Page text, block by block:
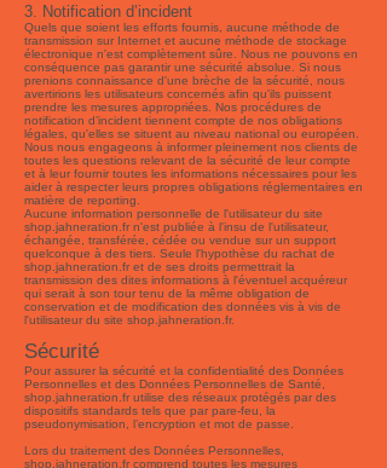
3. Notification d’incident
Quels que soient les efforts fournis, aucune méthode de
transmission sur Internet et aucune méthode de stockage
électronique n'est complètement sûre. Nous ne pouvons en
conséquence pas garantir une sécurité absolue. Si nous
prenions connaissance d'une brèche de la sécurité, nous
avertirions les utilisateurs concernés afin qu'ils puissent
prendre les mesures appropriées. Nos procédures de
notification d’incident tiennent compte de nos obligations
légales, qu'elles se situent au niveau national ou européen.
Nous nous engageons à informer pleinement nos clients de
toutes les questions relevant de la sécurité de leur compte
et à leur fournir toutes les informations nécessaires pour les
aider à respecter leurs propres obligations réglementaires en
matière de reporting.
Aucune information personnelle de l'utilisateur du site
shop.jahneration.fr n'est publiée à l'insu de l'utilisateur,
échangée, transférée, cédée ou vendue sur un support
quelconque à des tiers. Seule l'hypothèse du rachat de
shop.jahneration.fr et de ses droits permettrait la
transmission des dites informations à l'éventuel acquéreur
qui serait à son tour tenu de la même obligation de
conservation et de modification des données vis à vis de
l'utilisateur du site shop.jahneration.fr.
Sécurité
Pour assurer la sécurité et la confidentialité des Données
Personnelles et des Données Personnelles de Santé,
shop.jahneration.fr utilise des réseaux protégés par des
dispositifs standards tels que par pare-feu, la
pseudonymisation, l’encryption et mot de passe.
Lors du traitement des Données Personnelles,
shop.jahneration.fr comprend toutes les mesures